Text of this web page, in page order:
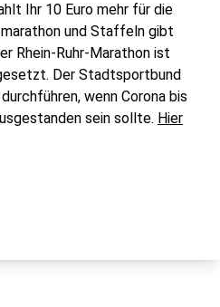
Ihr 10 Euro mehr für die
und Staffeln gibt
Rhein-Ruhr-Marathon ist
Der Stadtsportbund
wenn Corona bis
sein sollte. Hier